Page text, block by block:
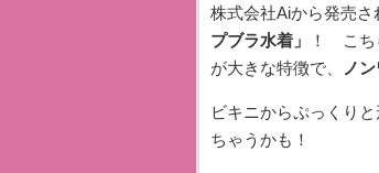
株式会社Aiから発売さ
プブラ水着」
！ こち
が大きな特徴で、
ノ
ビキニからぷっくり
ちゃうかも！